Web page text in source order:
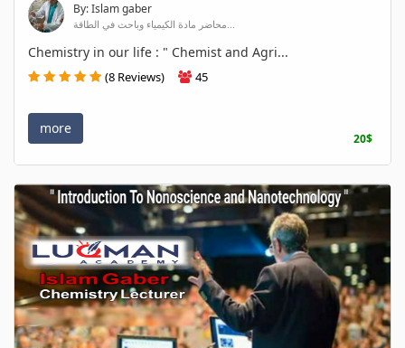
By: Islam gaber
محاضر مادة الكيمياء وباحث في الطاقة...
Chemistry in our life : " Chemist and Agri...
(8 Reviews) 45
more
20$